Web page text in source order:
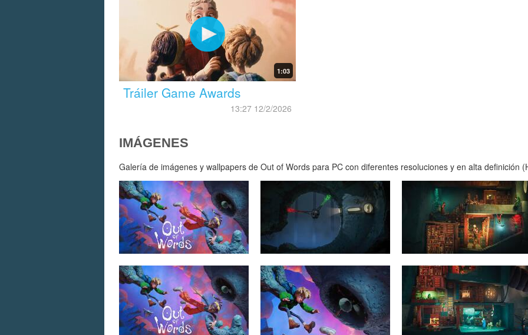
1:03
Tráiler Game Awards
13:27 12/2/2026
IMÁGENES
Galería de imágenes y wallpapers de Out of Words para PC con diferentes resoluciones y en alta definición